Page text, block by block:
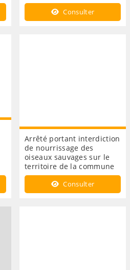
Consulter
Arrêté portant interdiction
de nourrissage des
oiseaux sauvages sur le
territoire de la commune
Consulter